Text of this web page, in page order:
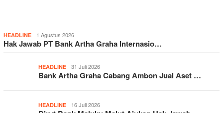
HEADLINE 1 Agustus 2026
Hak Jawab PT Bank Artha Graha Internasio…
HEADLINE 31 Juli 2026
Bank Artha Graha Cabang Ambon Jual Aset …
HEADLINE 16 Juli 2026